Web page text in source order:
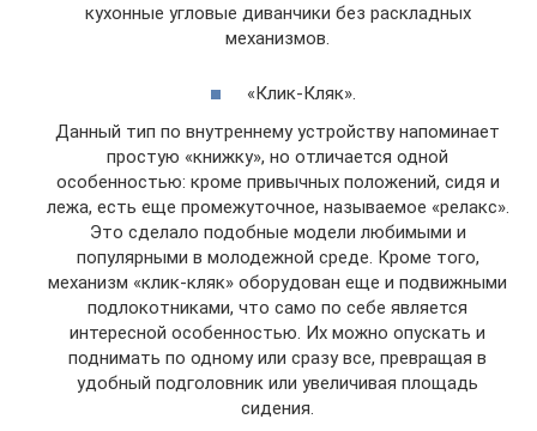
кухонные угловые диванчики без раскладных
механизмов.
«Клик-Кляк».
Данный тип по внутреннему устройству напоминает
простую «книжку», но отличается одной
особенностью: кроме привычных положений, сидя и
лежа, есть еще промежуточное, называемое «релакс».
Это сделало подобные модели любимыми и
популярными в молодежной среде. Кроме того,
механизм «клик-кляк» оборудован еще и подвижными
подлокотниками, что само по себе является
интересной особенностью. Их можно опускать и
поднимать по одному или сразу все, превращая в
удобный подголовник или увеличивая площадь
сидения.